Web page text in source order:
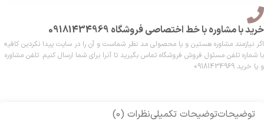
خرید با مشاوره با خط اختصاصی فروشگاه 09181434969
اگر نیازمند مشاوره هستین و یا محصولی مد نظر شماست و آن را در سایت پیدا نکردین کافیه
با شماره تلفن مسئول فروش فروشگاه تماس بگیرید تا آنرا برای شما ارسال کنیم. تلفن مشاوره
و یا خرید 09181434969
توضیحاتتوضیحات تکمیلینظرات (0)